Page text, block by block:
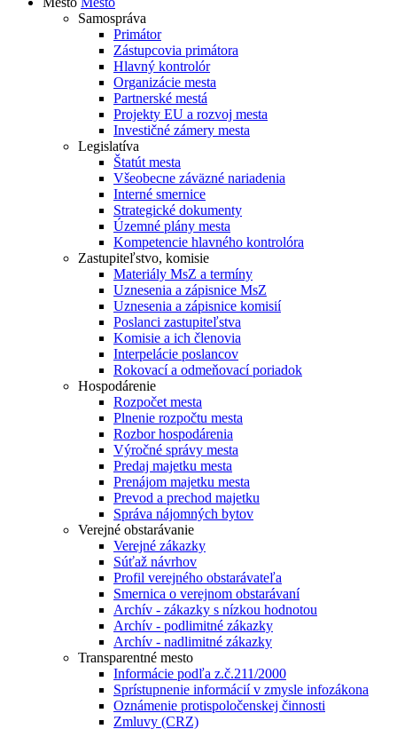
Samospráva
Primátor
Zástupcovia primátora
Hlavný kontrolór
Organizácie mesta
Partnerské mestá
Projekty EU a rozvoj mesta
Investičné zámery mesta
Legislatíva
Štatút mesta
Všeobecne záväzné nariadenia
Interné smernice
Strategické dokumenty
Územné plány mesta
Kompetencie hlavného kontrolóra
Zastupiteľstvo, komisie
Materiály MsZ a termíny
Uznesenia a zápisnice MsZ
Uznesenia a zápisnice komisií
Poslanci zastupiteľstva
Komisie a ich členovia
Interpelácie poslancov
Rokovací a odmeňovací poriadok
Hospodárenie
Rozpočet mesta
Plnenie rozpočtu mesta
Rozbor hospodárenia
Výročné správy mesta
Predaj majetku mesta
Prenájom majetku mesta
Prevod a prechod majetku
Správa nájomných bytov
Verejné obstarávanie
Verejné zákazky
Súťaž návrhov
Profil verejného obstarávateľa
Smernica o verejnom obstarávaní
Archív - zákazky s nízkou hodnotou
Archív - podlimitné zákazky
Archív - nadlimitné zákazky
Transparentné mesto
Informácie podľa z.č.211/2000
Sprístupnenie informácií v zmysle infozákona
Oznámenie protispoločenskej činnosti
Zmluvy (CRZ)